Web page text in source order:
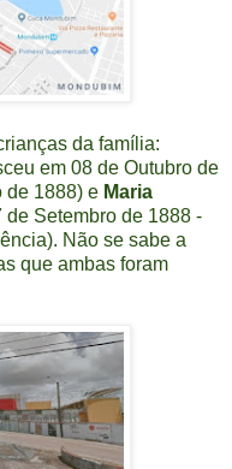
da família:
em 08 de Outubro de
de 1888) e Maria
de Setembro de 1888 -
Não se sabe a
que ambas foram